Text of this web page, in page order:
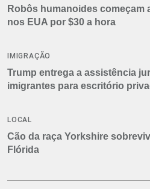
Robôs humanoides começam
nos EUA por $30 a hora
IMIGRAÇÃO
Trump entrega a assistência
imigrantes para escritório
LOCAL
Cão da raça Yorkshire
Flórida